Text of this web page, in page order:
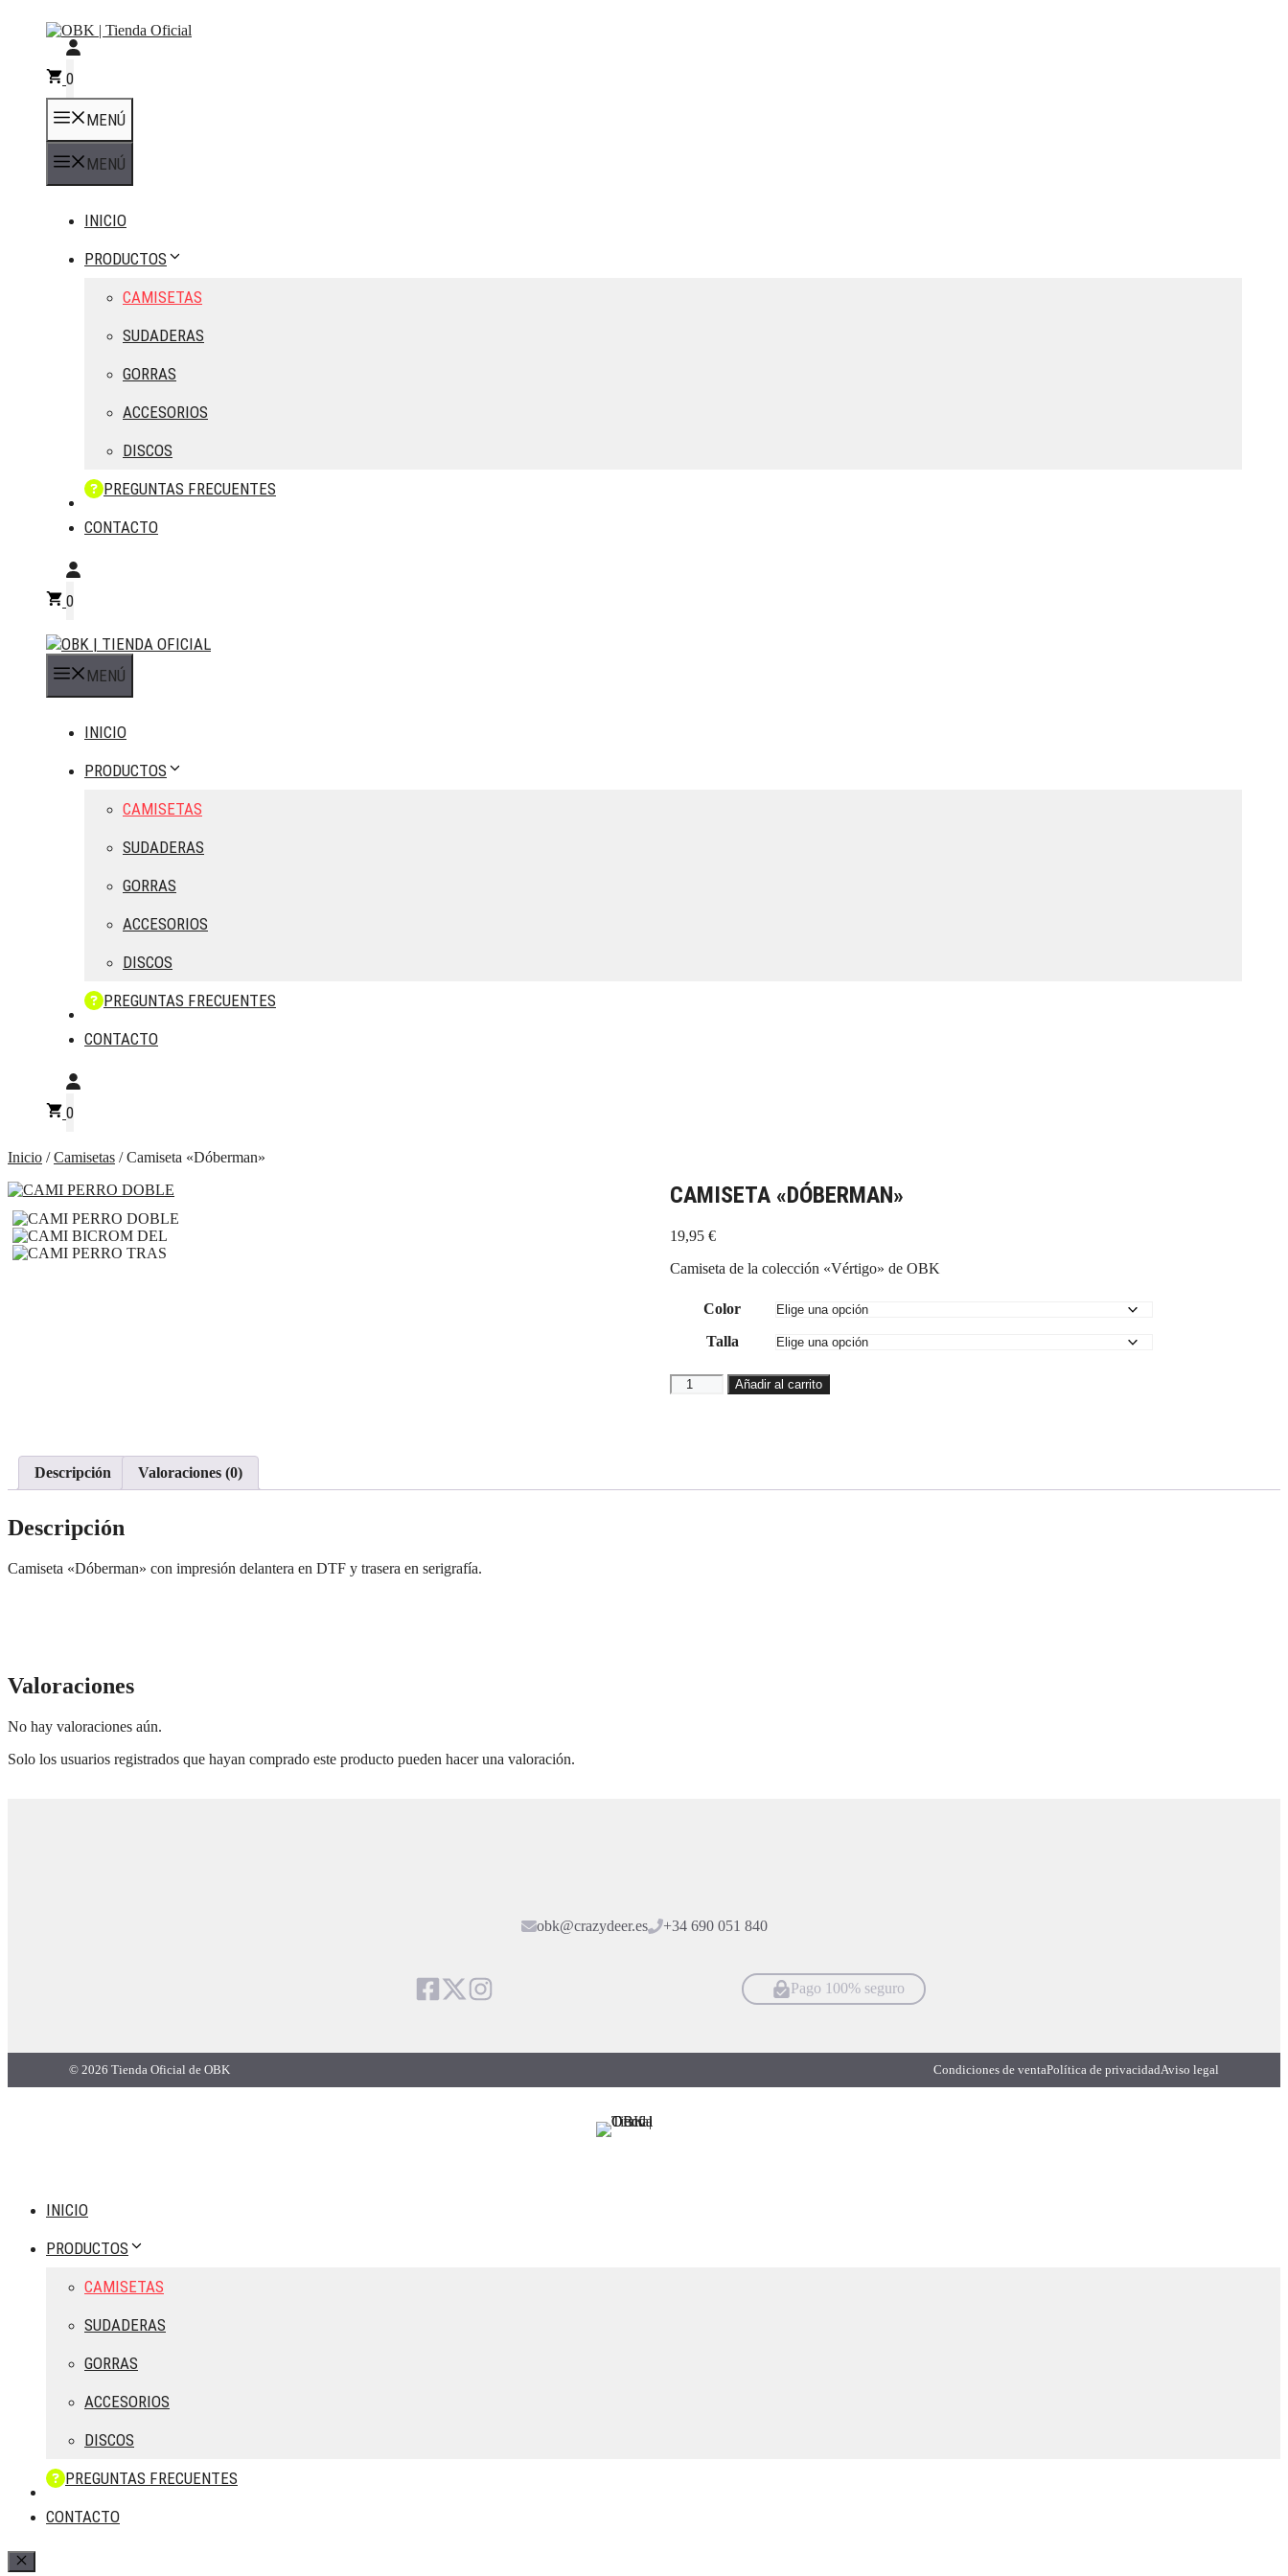
0
MENÚ
MENÚ
INICIO
PRODUCTOS
CAMISETAS
SUDADERAS
GORRAS
ACCESORIOS
DISCOS
PREGUNTAS FRECUENTES
CONTACTO
0
MENÚ
INICIO
PRODUCTOS
CAMISETAS
SUDADERAS
GORRAS
ACCESORIOS
DISCOS
PREGUNTAS FRECUENTES
CONTACTO
0
Inicio /Camisetas / Camiseta «Dóberman»
CAMISETA «DÓBERMAN»
19,95 €
Camiseta de la colección «Vértigo» de OBK
Color
Talla
Camiseta
"Dóberman"
Añadir al carrito
Descripción Valoraciones (0)
Descripción
Camiseta «Dóberman» con impresión delantera en DTF y trasera en serigrafía.
Valoraciones
No hay valoraciones aún.
Solo los usuarios registrados que hayan comprado este producto pueden hacer una valoración.
obk@crazydeer.es +34 690 051 840
Pago 100% seguro
© 2026 Tienda Oficial de OBK Condiciones de ventaPolítica de privacidadAviso legal
INICIO
PRODUCTOS
CAMISETAS
SUDADERAS
GORRAS
ACCESORIOS
DISCOS
PREGUNTAS FRECUENTES
CONTACTO